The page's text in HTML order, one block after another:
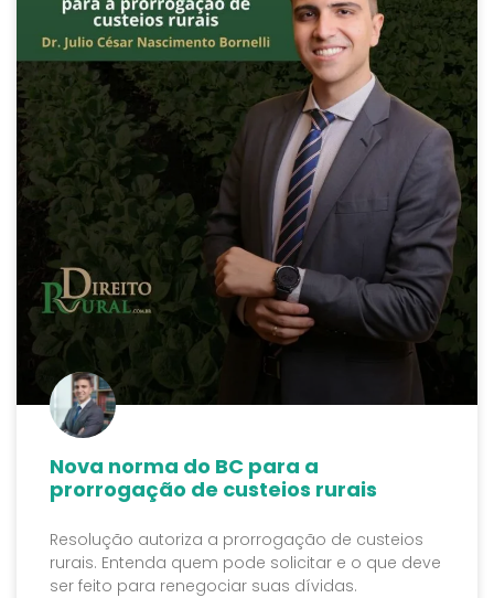
Nova norma do BC para a
prorrogação de custeios rurais
Resolução autoriza a prorrogação de custeios
rurais. Entenda quem pode solicitar e o que deve
ser feito para renegociar suas dívidas.